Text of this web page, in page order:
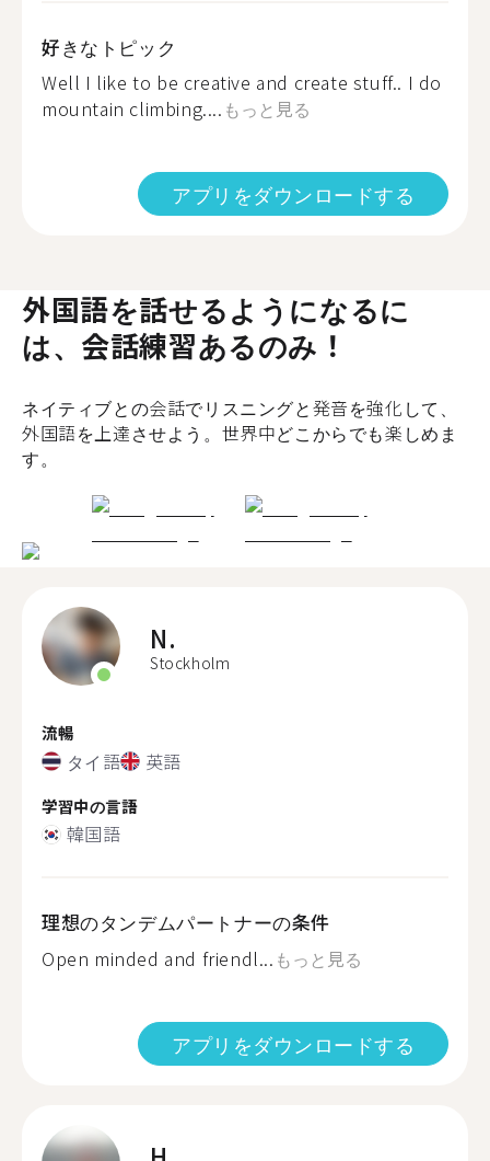
好きなトピック
Well I like to be creative and create stuff.. I do
mountain climbing.... もっと見る
アプリをダウンロードする
外国語を話せるようになるに
は、会話練習あるのみ！
ネイティブとの会話でリスニングと発音を強化して、
外国語を上達させよう。世界中どこからでも楽しめま
す。
N.
Stockholm
流暢
タイ語 英語
学習中の言語
韓国語
理想のタンデムパートナーの条件
Open minded and friendl... もっと見る
アプリをダウンロードする